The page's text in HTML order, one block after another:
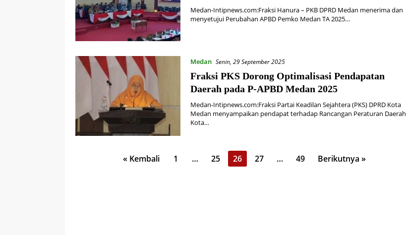
Medan-Intipnews.com:Fraksi Hanura – PKB DPRD Medan menerima dan
menyetujui Perubahan APBD Pemko Medan TA 2025…
Medan Senin, 29 September 2025
Fraksi PKS Dorong Optimalisasi Pendapatan
Daerah pada P-APBD Medan 2025
Medan-Intipnews.com:Fraksi Partai Keadilan Sejahtera (PKS) DPRD Kota
Medan menyampaikan pendapat terhadap Rancangan Peraturan Daerah
Kota…
« Kembali 1 … 25 26 27 … 49 Berikutnya »